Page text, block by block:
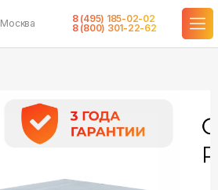
Москва
8 (495) 185-02-02
8 (800) 301-22-62